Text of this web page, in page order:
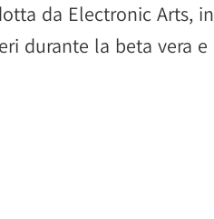
da Electronic Arts, in
durante la beta vera e